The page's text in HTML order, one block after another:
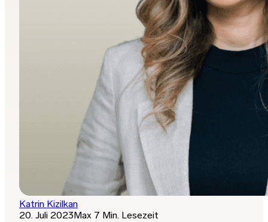
Katrin Kizilkan
20. Juli 2023Max 7 Min. Lesezeit